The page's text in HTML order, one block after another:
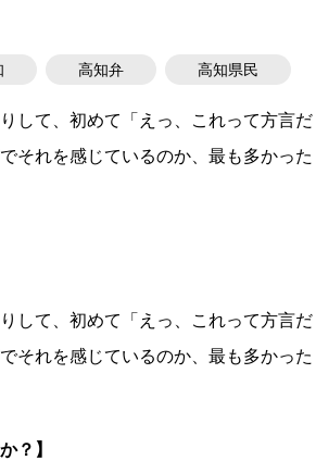
高知弁 高知県民
して、初めて「えっ、これって方言だ
それを感じているのか、最も多かった
して、初めて「えっ、これって方言だ
それを感じているのか、最も多かった
？】